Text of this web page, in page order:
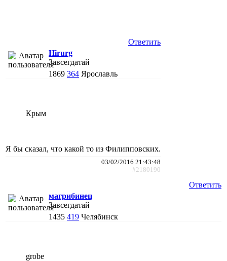
Ответить
Hirurg
Завсегдатай
1869 364 Ярославль
Крым
Я бы сказал, что какой то из Филипповских.
03/02/2016 21:43:48
#2180190
Ответить
магрибинец
Завсегдатай
1435 419 Челябинск
grobe